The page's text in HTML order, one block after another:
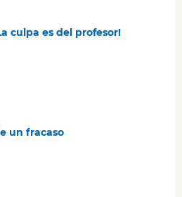
culpa es del profesor!
un fracaso